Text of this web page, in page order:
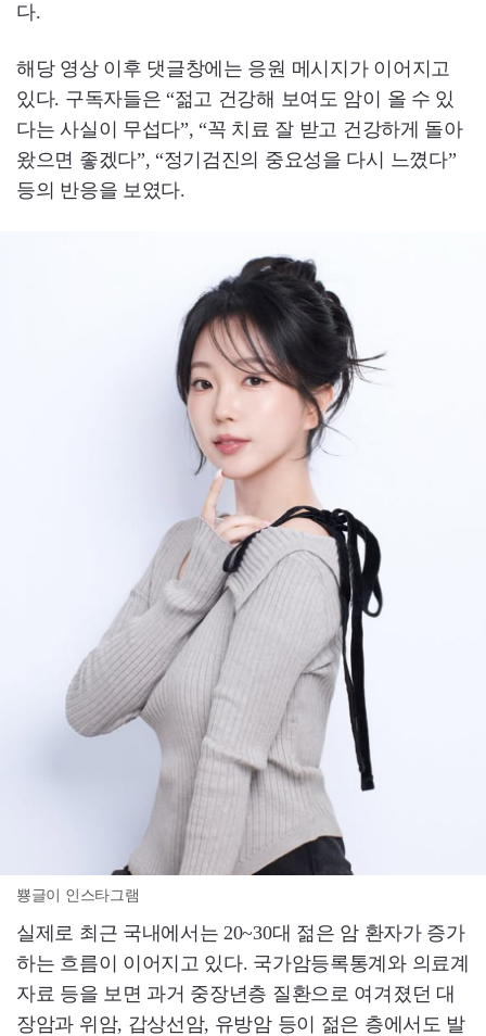
다.
해당 영상 이후 댓글창에는 응원 메시지가 이어지고
있다. 구독자들은 “젊고 건강해 보여도 암이 올 수 있
다는 사실이 무섭다”, “꼭 치료 잘 받고 건강하게 돌아
왔으면 좋겠다”, “정기검진의 중요성을 다시 느꼈다”
등의 반응을 보였다.
뿅글이 인스타그램
실제로 최근 국내에서는 20~30대 젊은 암 환자가 증가
하는 흐름이 이어지고 있다. 국가암등록통계와 의료계
자료 등을 보면 과거 중장년층 질환으로 여겨졌던 대
장암과 위암, 갑상선암, 유방암 등이 젊은 층에서도 발